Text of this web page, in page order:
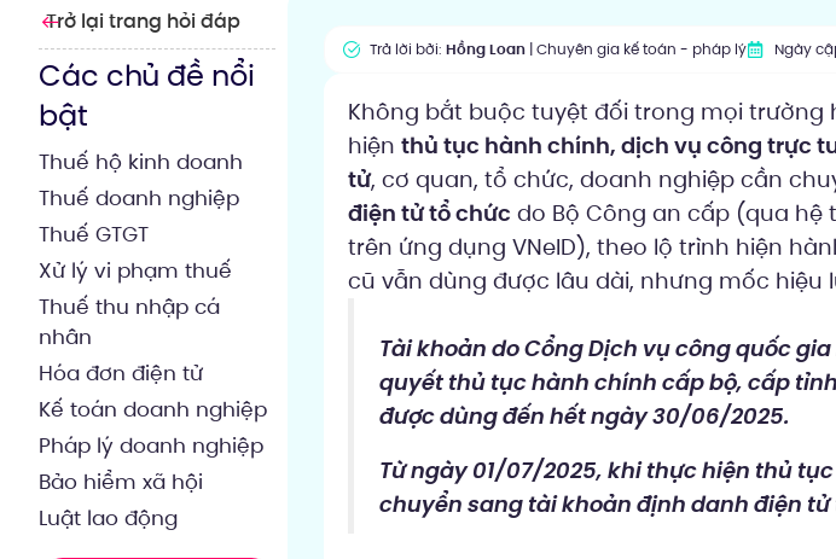
Trở lại trang hỏi đáp
Các chủ đề nổi
bật
Thuế hộ kinh doanh
Thuế doanh nghiệp
Thuế GTGT
Xử lý vi phạm thuế
Thuế thu nhập cá
nhân
Hóa đơn điện tử
Kế toán doanh nghiệp
Pháp lý doanh nghiệp
Bảo hiểm xã hội
Luật lao động
Trả lời bởi:Hồng Loan | Chuyên gia kế toán - pháp lý Ngày
Không bắt buộc tuyệt đối trong mọi
hiện thủ tục hành chính, dịch vụ công trực
tử, cơ quan, tổ chức, doanh nghiệp cần
điện tử tổ chức do Bộ Công an cấp (qua hệ
trên ứng dụng VNeID), theo lộ trình hiện
cũ vẫn dùng được lâu dài, nhưng mốc hiệu
Tài khoản do Cổng Dịch vụ công quốc
quyết thủ tục hành chính cấp bộ, cấp
được dùng đến hết ngày 30/06/2025.
Từ ngày 01/07/2025, khi thực hiện thủ
chuyển sang tài khoản định danh điện tử